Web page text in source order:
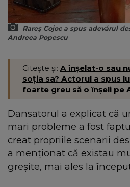
Rareș Cojoc a spus adevărul
Andreea Popescu
Citește și: A înșelat-o sau
soția sa? Actorul a spus
foarte greu să o înșeli pe
Dansatorul a explicat că
mari probleme a fost
creat propriile scenarii
a menționat că existau
greșite, mai ales la